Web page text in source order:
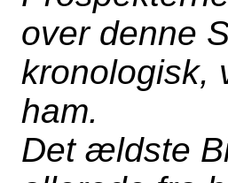
over denne
kronologisk,
ham.
Det ældste